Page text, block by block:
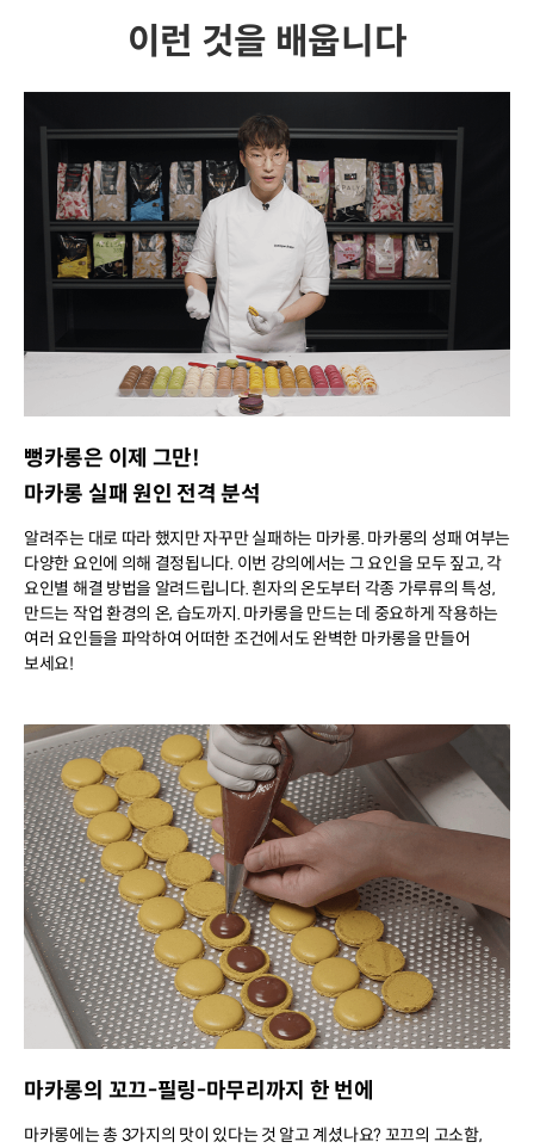
이런 것을 배웁니다
뻥카롱은 이제 그만!
마카롱 실패 원인 전격 분석
알려주는 대로 따라 했지만 자꾸만 실패하는 마카롱. 마카롱의 성패 여부는
다양한 요인에 의해 결정됩니다. 이번 강의에서는 그 요인을 모두 짚고, 각
요인별 해결 방법을 알려드립니다. 흰자의 온도부터 각종 가루류의 특성,
만드는 작업 환경의 온, 습도까지. 마카롱을 만드는 데 중요하게 작용하는
여러 요인들을 파악하여 어떠한 조건에서도 완벽한 마카롱을 만들어
보세요!
마카롱의 꼬끄-필링-마무리까지 한 번에
마카롱에는 총 3가지의 맛이 있다는 것 알고 계셨나요? 꼬끄의 고소함,